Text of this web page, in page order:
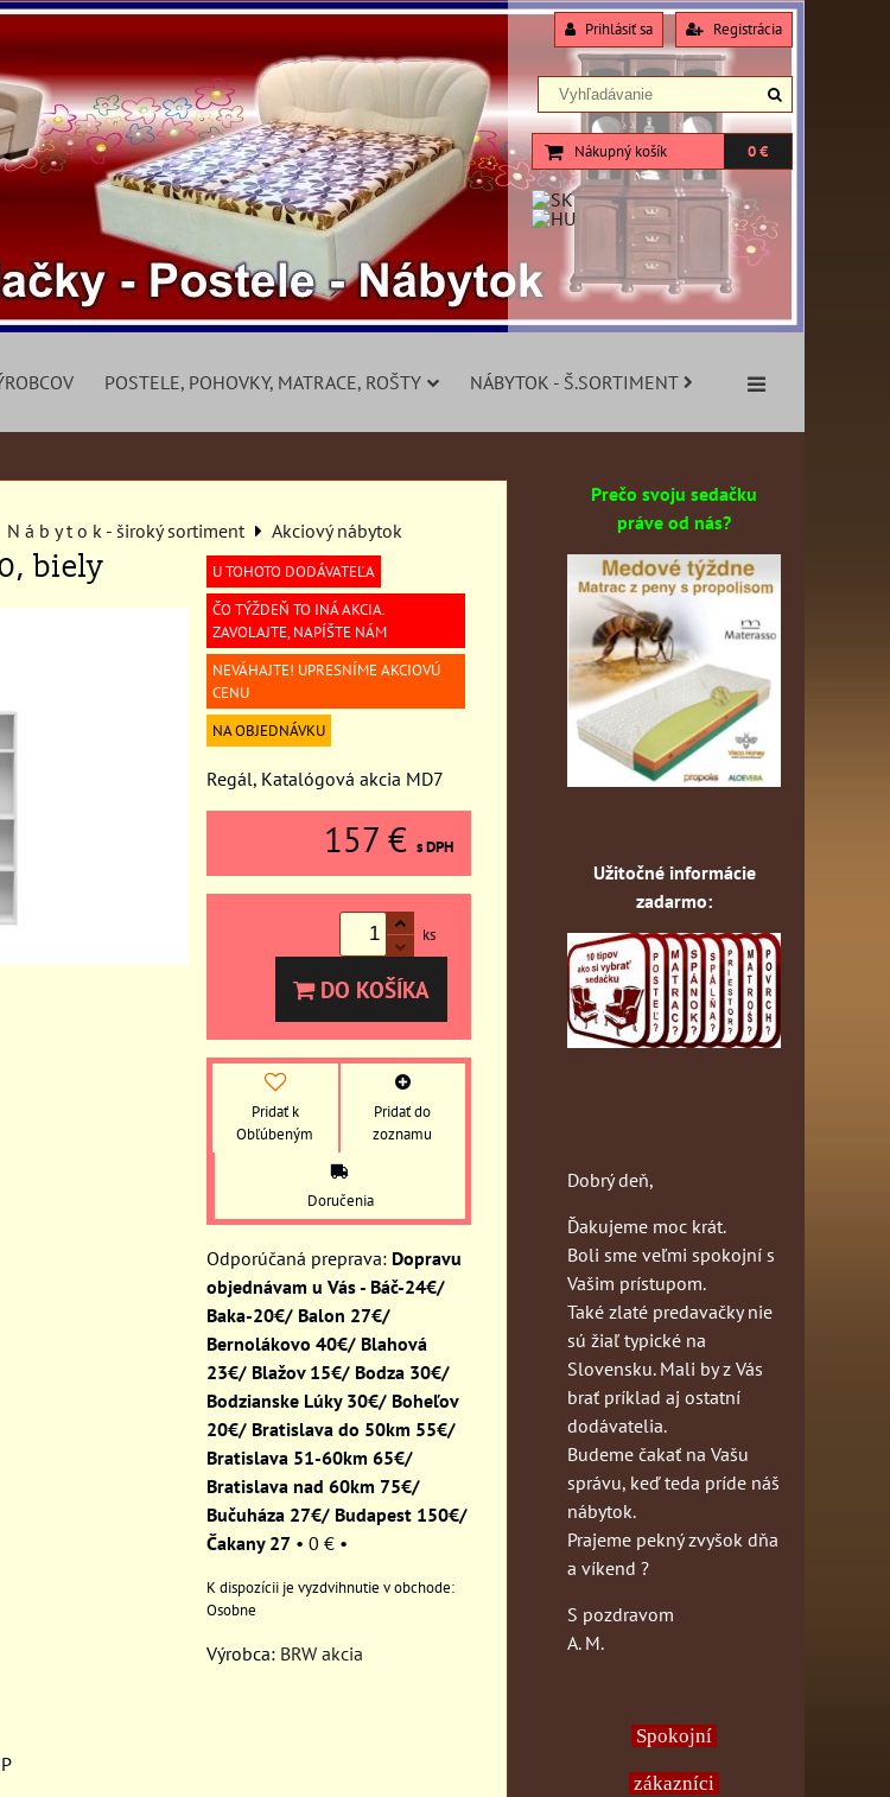
Prihlásiť sa Registrácia
Nákupný košík 0 €
POSTELE, POHOVKY, MATRACE, ROŠTY NÁBYTOK - Š.SORTIMENT
N á b y t o k - široký sortiment Akciový nábytok
biely
U TOHOTO DODÁVATEĽA
ČO TÝŽDEŇ TO INÁ AKCIA.
ZAVOLAJTE, NAPÍŠTE NÁM
NEVÁHAJTE! UPRESNÍME AKCIOVÚ
CENU
NA OBJEDNÁVKU
Regál, Katalógová akcia MD7
157 € s DPH
ks
DO KOŠÍKA
Pridať k
Obľúbeným
Pridať do
zoznamu
Doručenia
Dopravu
objednávam u Vás - Báč-24€/
Baka-20€/ Balon 27€/
Bernolákovo 40€/ Blahová
23€/ Blažov 15€/ Bodza 30€/
Bodzianske Lúky 30€/ Boheľov
20€/ Bratislava do 50km 55€/
Bratislava 51-60km 65€/
Bratislava nad 60km 75€/
Bučuháza 27€/ Budapest 150€/
Čakany 27 • 0 € •
Osobne
Výrobca: BRW akcia
Prečo svoju sedačku
práve od nás?
Užitočné informácie
zadarmo:
Dobrý deň,
Ďakujeme moc krát.
Boli sme veľmi spokojní s
Vašim prístupom.
Také zlaté predavačky nie
sú žiaľ typické na
Slovensku. Mali by z Vás
brať príklad aj ostatní
dodávatelia.
Budeme čakať na Vašu
správu, keď teda príde náš
nábytok.
Prajeme pekný zvyšok dňa
a víkend ?
S pozdravom
A. M.
Spokojní
zákazníci